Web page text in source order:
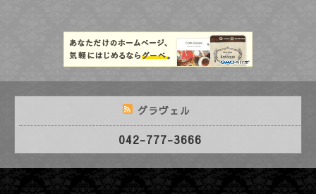
グラヴェル
042-777-3666